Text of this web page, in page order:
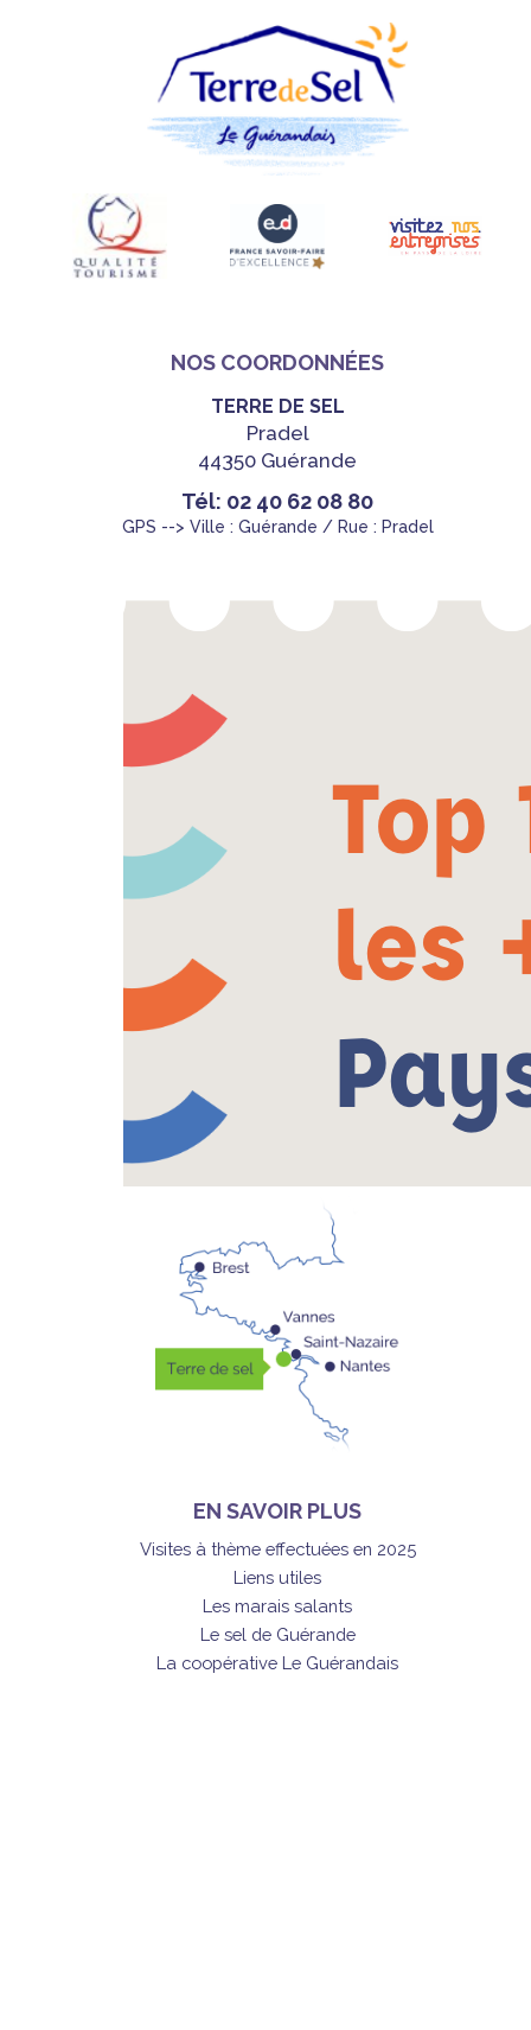
NOS COORDONNÉES
TERRE DE SEL
Pradel
44350 Guérande
Tél: 02 40 62 08 80
GPS --> Ville : Guérande / Rue : Pradel
EN SAVOIR PLUS
Visites à thème effectuées en 2025
Liens utiles
Les marais salants
Le sel de Guérande
La coopérative Le Guérandais